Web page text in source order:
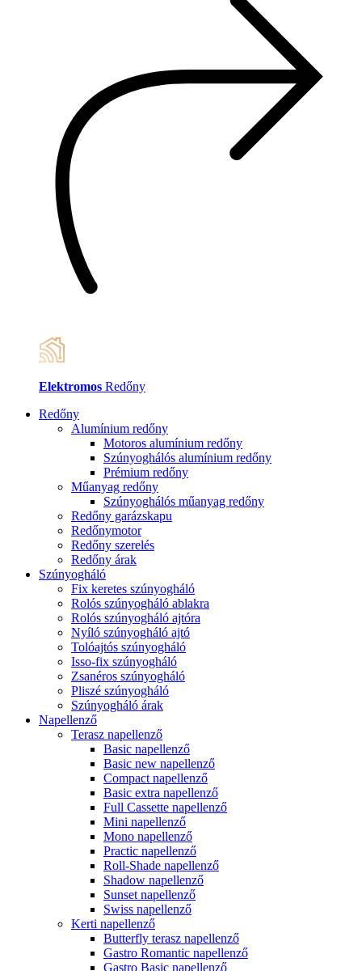
Elektromos Redőny
Redőny
Alumínium redőny
Motoros alumínium redőny
Szúnyoghálós alumínium redőny
Prémium redőny
Műanyag redőny
Szúnyoghálós műanyag redőny
Redőny garázskapu
Redőnymotor
Redőny szerelés
Redőny árak
Szúnyogháló
Fix keretes szúnyogháló
Rolós szúnyogháló ablakra
Rolós szúnyogháló ajtóra
Nyíló szúnyogháló ajtó
Tolóajtós szúnyogháló
Isso-fix szúnyogháló
Zsanéros szúnyogháló
Pliszé szúnyogháló
Szúnyogháló árak
Napellenző
Terasz napellenző
Basic napellenző
Basic new napellenző
Compact napellenző
Basic extra napellenző
Full Cassette napellenző
Mini napellenző
Mono napellenző
Practic napellenző
Roll-Shade napellenző
Shadow napellenző
Sunset napellenző
Swiss napellenző
Kerti napellenző
Butterfly terasz napellenző
Gastro Romantic napellenző
Gastro Basic napellenző